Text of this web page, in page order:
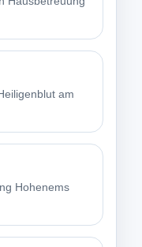
am
Hohenems